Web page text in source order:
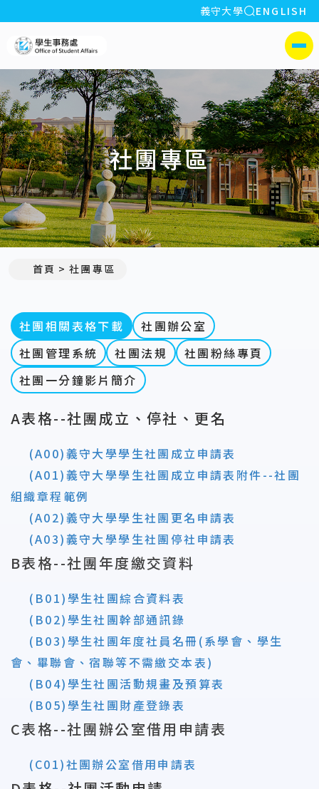
:::
義守大學 全站搜索
ENGLISH
側選單
社團專區
首頁 社團專區
社團相關表格下載
社團辦公室
社團管理系統
社團法規
社團粉絲專頁
社團一分鐘影片簡介
A表格--社團成立、停社、更名
(A00)義守大學學生社團 成立申請表
(A01)義守大學學生社團成立申請表附件--社團
組織章程範例
(A02)義守大學學生社團更名申請表
(A03)義守大學學生社團停社申請表
B表格--社團年度繳交資料
( B01)學生社團綜合資料表
(B02)學生社團幹部通訊錄
( B03)學生社團年度社員名冊(系學會、學生
會、畢聯會、宿聯等不需繳交本表)
(B04)學生社團活動規畫及預算表
(B05)學生社團財產登錄表
C表格--社團辦公室借用申請表
(C01)社團辦公室借用申請表